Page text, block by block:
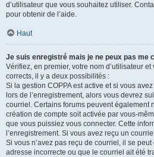
d’utilisateur que vous souhaitez utiliser.
pour obtenir de l’aide.
Haut
Je suis enregistré mais je ne peux pas me
Vérifiez, en premier, votre nom d’utilisateur et
corrects, il y a deux possibilités :
Si la gestion COPPA est active et si vous
lors de l’enregistrement, alors vous devrez
courriel. Certains forums peuvent également
création de compte soit activée par vous-
que vous puissiez vous connecter. Cette
l’enregistrement. Si vous avez reçu un
Si vous n’avez pas reçu de courriel, il se
adresse incorrecte ou que le courriel ait été